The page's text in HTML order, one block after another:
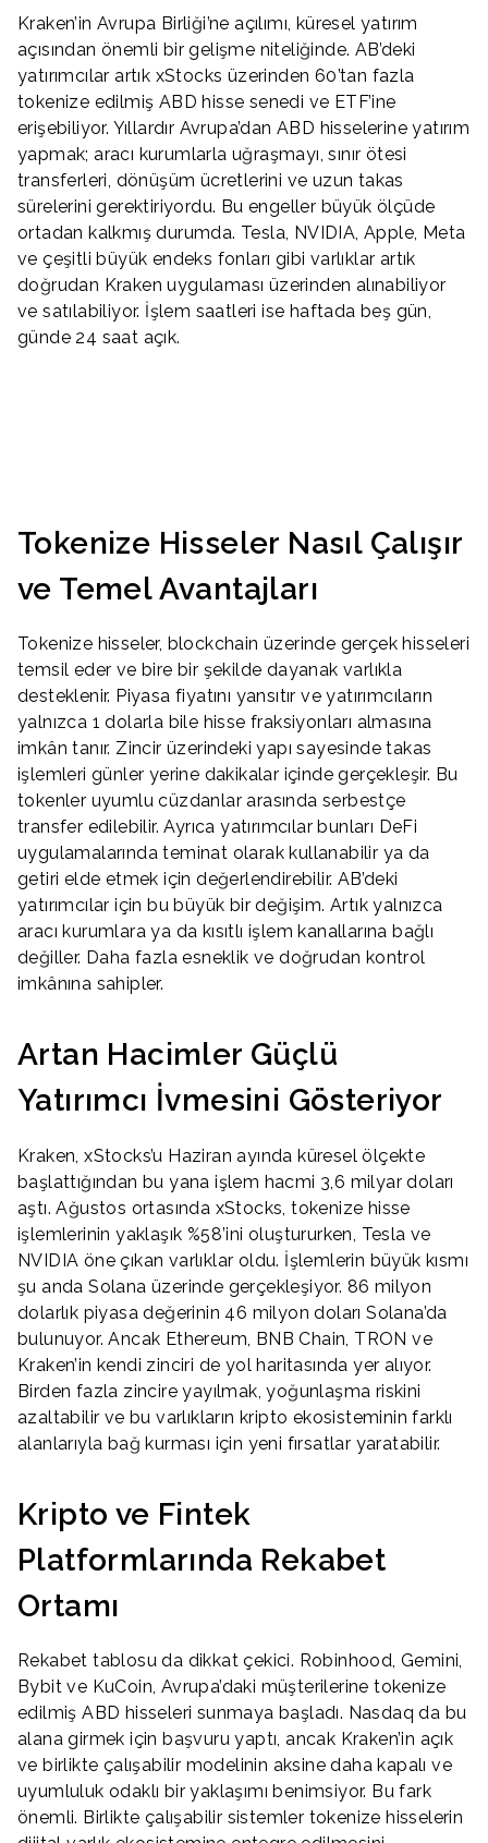
Kraken’in Avrupa Birliği’ne açılımı, küresel yatırım
açısından önemli bir gelişme niteliğinde. AB’deki
yatırımcılar artık xStocks üzerinden 60’tan fazla
tokenize edilmiş ABD hisse senedi ve ETF’ine
erişebiliyor. Yıllardır Avrupa’dan ABD hisselerine yatırım
yapmak; aracı kurumlarla uğraşmayı, sınır ötesi
transferleri, dönüşüm ücretlerini ve uzun takas
sürelerini gerektiriyordu. Bu engeller büyük ölçüde
ortadan kalkmış durumda. Tesla, NVIDIA, Apple, Meta
ve çeşitli büyük endeks fonları gibi varlıklar artık
doğrudan Kraken uygulaması üzerinden alınabiliyor
ve satılabiliyor. İşlem saatleri ise haftada beş gün,
günde 24 saat açık.
Tokenize Hisseler Nasıl Çalışır
ve Temel Avantajları
Tokenize hisseler, blockchain üzerinde gerçek hisseleri
temsil eder ve bire bir şekilde dayanak varlıkla
desteklenir. Piyasa fiyatını yansıtır ve yatırımcıların
yalnızca 1 dolarla bile hisse fraksiyonları almasına
imkân tanır. Zincir üzerindeki yapı sayesinde takas
işlemleri günler yerine dakikalar içinde gerçekleşir. Bu
tokenler uyumlu cüzdanlar arasında serbestçe
transfer edilebilir. Ayrıca yatırımcılar bunları DeFi
uygulamalarında teminat olarak kullanabilir ya da
getiri elde etmek için değerlendirebilir. AB’deki
yatırımcılar için bu büyük bir değişim. Artık yalnızca
aracı kurumlara ya da kısıtlı işlem kanallarına bağlı
değiller. Daha fazla esneklik ve doğrudan kontrol
imkânına sahipler.
Artan Hacimler Güçlü
Yatırımcı İvmesini Gösteriyor
Kraken, xStocks’u Haziran ayında küresel ölçekte
başlattığından bu yana işlem hacmi 3,6 milyar doları
aştı. Ağustos ortasında xStocks, tokenize hisse
işlemlerinin yaklaşık %58’ini oluştururken, Tesla ve
NVIDIA öne çıkan varlıklar oldu. İşlemlerin büyük kısmı
şu anda Solana üzerinde gerçekleşiyor. 86 milyon
dolarlık piyasa değerinin 46 milyon doları Solana’da
bulunuyor. Ancak Ethereum, BNB Chain, TRON ve
Kraken’in kendi zinciri de yol haritasında yer alıyor.
Birden fazla zincire yayılmak, yoğunlaşma riskini
azaltabilir ve bu varlıkların kripto ekosisteminin farklı
alanlarıyla bağ kurması için yeni fırsatlar yaratabilir.
Kripto ve Fintek
Platformlarında Rekabet
Ortamı
Rekabet tablosu da dikkat çekici. Robinhood, Gemini,
Bybit ve KuCoin, Avrupa’daki müşterilerine tokenize
edilmiş ABD hisseleri sunmaya başladı. Nasdaq da bu
alana girmek için başvuru yaptı, ancak Kraken’in açık
ve birlikte çalışabilir modelinin aksine daha kapalı ve
uyumluluk odaklı bir yaklaşımı benimsiyor. Bu fark
önemli. Birlikte çalışabilir sistemler tokenize hisselerin